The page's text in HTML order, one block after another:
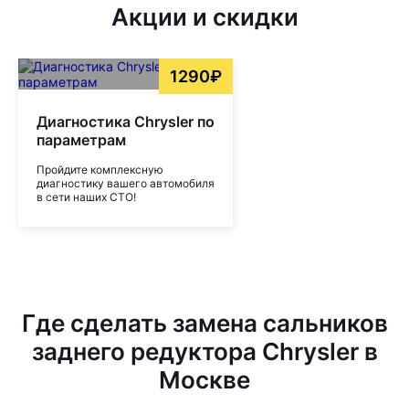
Акции и скидки
1290₽
Диагностика Chrysler по
параметрам
Пройдите комплексную
диагностику вашего автомобиля
в сети наших СТО!
Где сделать замена сальников
заднего редуктора Chrysler в
Москве